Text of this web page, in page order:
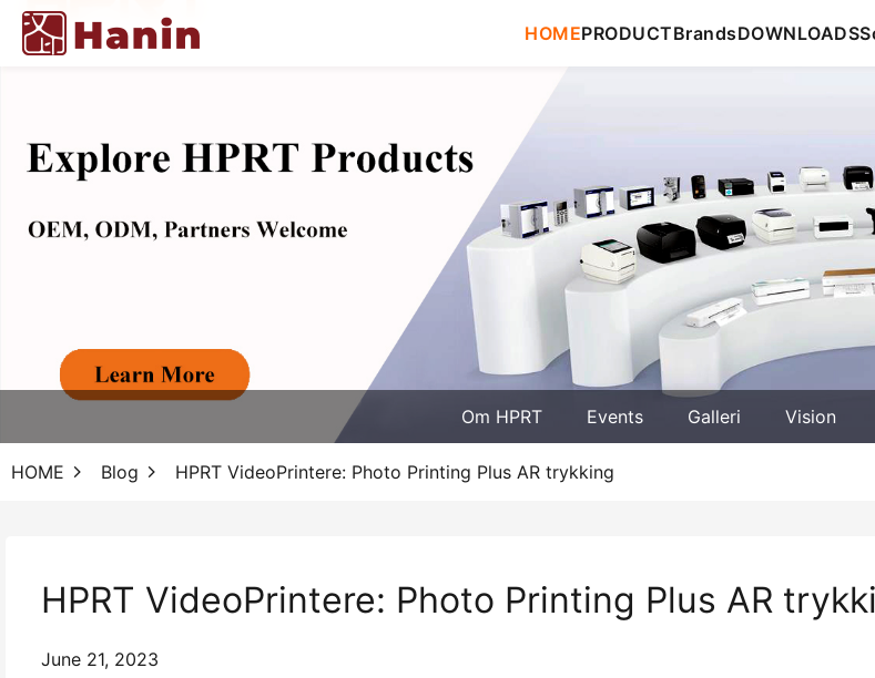
HOMEPRODUCTBrandsDOWNLOADS
Om HPRT Events Galleri Vision
HOME Blog HPRT VideoPrintere: Photo Printing Plus AR trykking
HPRT VideoPrintere: Photo Printing Plus AR
June 21, 2023